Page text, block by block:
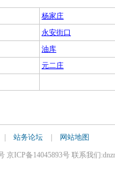
杨家庄
永安街口
油库
元二庄
| 站务论坛 | 网站地图
京ICP备14045893号 联系我们